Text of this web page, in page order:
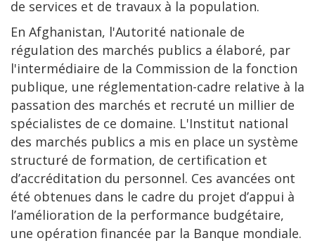
de services et de travaux à la population.
En Afghanistan, l'Autorité nationale de
régulation des marchés publics a élaboré, par
l'intermédiaire de la Commission de la fonction
publique, une réglementation-cadre relative à la
passation des marchés et recruté un millier de
spécialistes de ce domaine. L'Institut national
des marchés publics a mis en place un système
structuré de formation, de certification et
d’accréditation du personnel. Ces avancées ont
été obtenues dans le cadre du projet d’appui à
l’amélioration de la performance budgétaire,
une opération financée par la Banque mondiale.